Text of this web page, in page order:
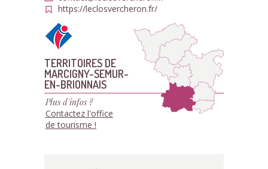
https://leclosvercheron.fr/
TERRITOIRES DE
MARCIGNY-SEMUR-
EN-BRIONNAIS
Plus d'infos ?
Contactez l'office
de tourisme !